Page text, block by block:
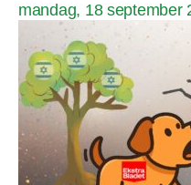
mandag, 18 september